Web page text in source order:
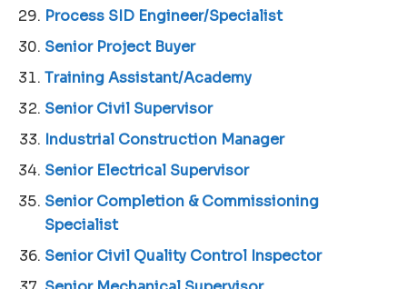
Process SID Engineer/Specialist
Senior Project Buyer
Training Assistant/Academy
Senior Civil Supervisor
Industrial Construction Manager
Senior Electrical Supervisor
Senior Completion & Commissioning
Specialist
Senior Civil Quality Control Inspector